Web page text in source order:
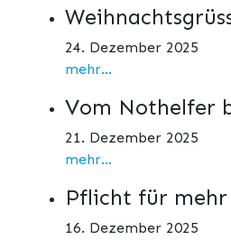
24. Dezember 2025
mehr...
Vom Nothelfer
21. Dezember 2025
mehr...
Pflicht für mehr
16. Dezember 2025